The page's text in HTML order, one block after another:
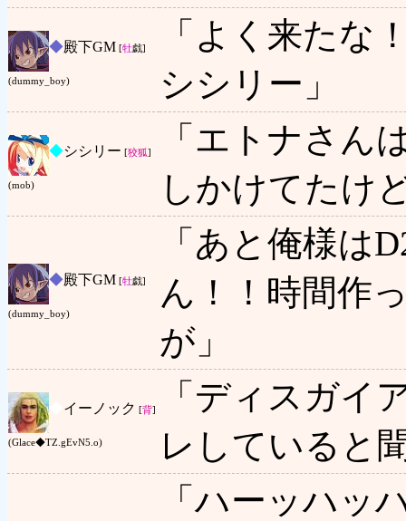
◆殿下GM [牡戯]
(dummy_boy)
「よく来たな
シシリー」
◆シシリー [狡狐]
(mob)
「エトナさん
しかけてたけ
◆殿下GM [牡戯]
(dummy_boy)
「あと俺様は
ん！！時間作
が」
イーノック [背]
(Glace◆TZ.gEvN5.o)
「ディスガイ
レしていると
「ハーッハッ